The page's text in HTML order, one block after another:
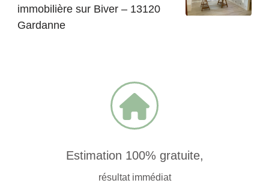
immobilière sur Biver – 13120
Gardanne
Estimation 100% gratuite,
résultat immédiat